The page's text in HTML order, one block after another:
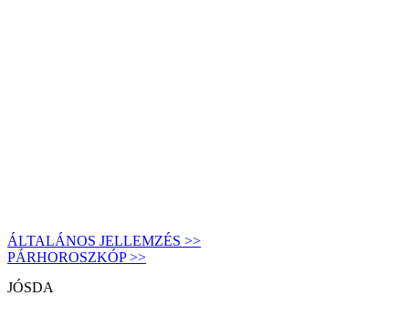
ÁLTALÁNOS JELLEMZÉS >>
PÁRHOROSZKÓP >>
JÓSDA